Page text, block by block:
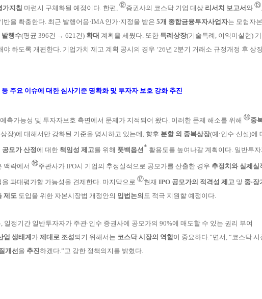
가지침 마련시 구체화될 예 정이다. 한편, ⑫증권사의 코스닥 기업 대상 리서치 보고서 와 ⑬
반을 확충한다. 최근 발행어음·IMA 인가·지정을 받은 5개 종합금융투자사업 자는 모험자
행수(평균 396건 → 621건) 확대 계획을 세 웠다. 또한특례상장(기술특례, 이익미실현)
야하도록 개편한다. 기 업가치 제고 계획 공시의 경우 ‘26년 2분기 거래소 규정개정 후 상
주요 이슈에 대한 심사기준 명확화 및 투자자 보호 강화 추진
측가능성 및 투자자보호 측면에서 문제가 지적되어 왔다. 이러한 문제 해소를 위해 ⑭중
장)에 대해서만 강화된 기준을 명시하고 있는데, 향후 분할 외 중복상장(예:인수·신설)에
공모가 산정에 대한 책임성 제고를 위해 풋백옵션* 활용도를 높여나갈계획이다. 일반투
맥락에서 ⑯주관사가 IPO시 기업의 추정실적 으로 공모가를 산출한 경우 추정치와실제실
을 과대평가할 가능성을 견제한다. 마지막으로 ⑰현재 IPO 공모가의 적격성 제고및 중·
제도도입을 위한 자본시장법 개정안의 입법논의 도 적극 지 원할 예정이다.
정기간 일반투자자가 주관·인수 증권사에 공모가의 90%에 매도할 수 있는 권리 부여
업 생태계 가 제대로 조성되기 위해서는 코스닥 시장의 역할이 중요하다.”면서, “코스닥 시
개선을 추진하겠다.”고 강한 정책의지를 밝혔다.